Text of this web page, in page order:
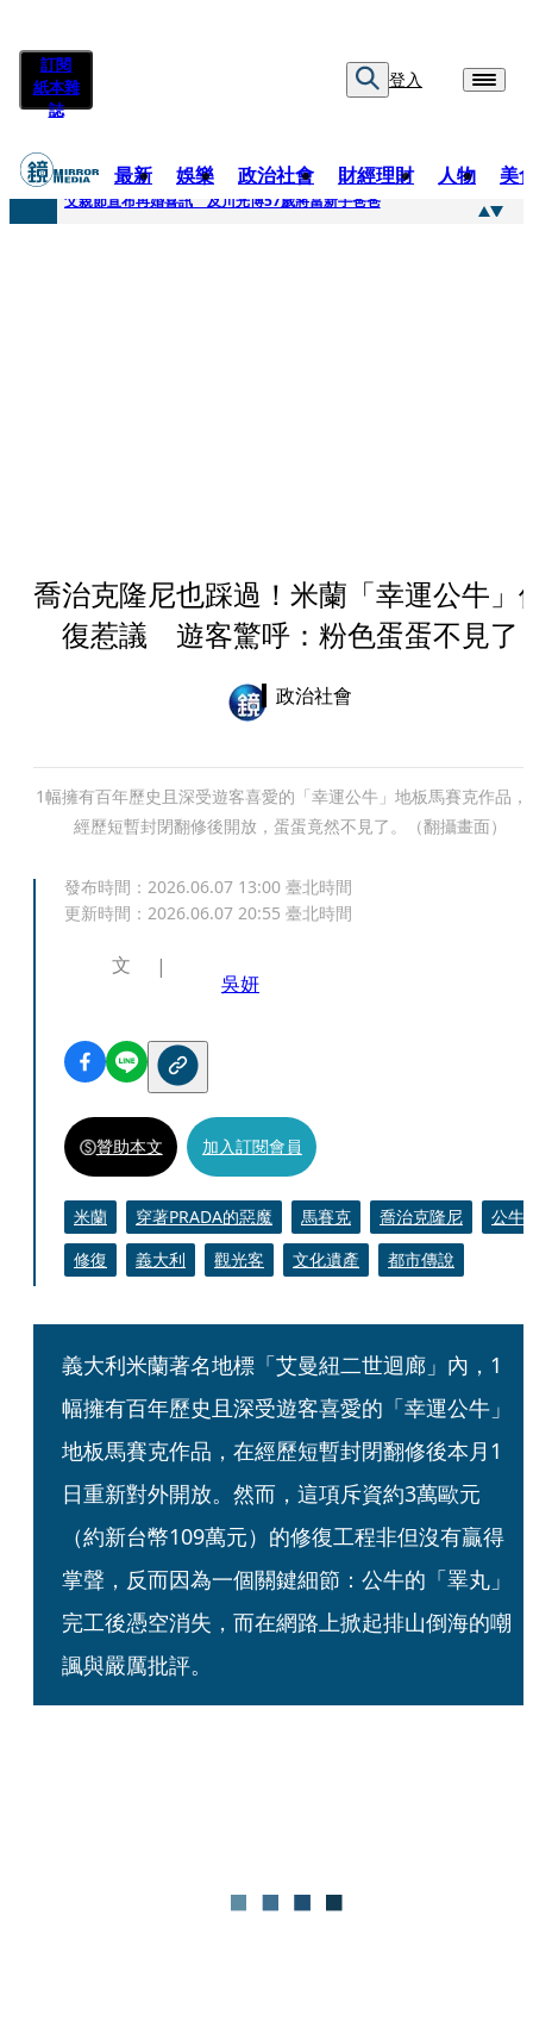
訂閱
紙本雜
誌
登入
最新 娛樂 政治社會 財經理財 人物 美
快訊
父親節宣布再婚喜訊 及川光博57歲將當新手爸爸
喬治克隆尼也踩過！米蘭「幸運公牛」
復惹議 遊客驚呼：粉色蛋蛋不見了
政治社會
1幅擁有百年歷史且深受遊客喜愛的「幸運公牛」地板馬賽克作品，
經歷短暫封閉翻修後開放，蛋蛋竟然不見了。（翻攝畫面）
發布時間： 2026.06.07 13:00 臺北時間
更新時間： 2026.06.07 20:55 臺北時間
文
吳妍
贊助本文 加入訂閱會員
米蘭 穿著PRADA的惡魔 馬賽克 喬治克隆尼
公牛
修復
義大利 觀光客 文化遺產 都市傳說
義大利米蘭著名地標「艾曼紐二世迴廊」內，1
幅擁有百年歷史且深受遊客喜愛的「幸運公牛」
地板馬賽克作品，在經歷短暫封閉翻修後本月1
日重新對外開放。然而，這項斥資約3萬歐元
（約新台幣109萬元）的修復工程非但沒有贏得
掌聲，反而因為一個關鍵細節：公牛的「睪丸」
完工後憑空消失，而在網路上掀起排山倒海的嘲
諷與嚴厲批評。